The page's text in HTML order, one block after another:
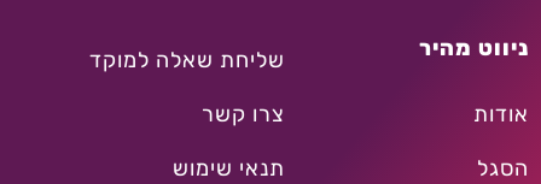
ניווט מהיר
אודות
הסגל
שליחת שאלה למוקד
צרו קשר
תנאי שימוש